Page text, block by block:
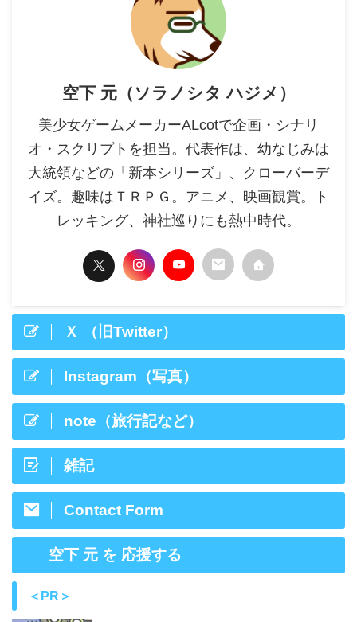
空下 元（ソラノシタ ハジメ）
美少女ゲームメーカーALcotで企画・シナリ
オ・スクリプトを担当。代表作は、幼なじみは
大統領などの「新本シリーズ」、クローバーデ
イズ。趣味はＴＲＰＧ。アニメ、映画観賞。ト
レッキング、神社巡りにも熱中時代。
Ｘ （旧Twitter）
Instagram（写真）
note（旅行記など）
雑記
Contact Form
空下 元 を 応援する
＜PR＞